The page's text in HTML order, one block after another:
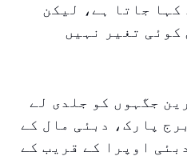
کہا جاتا ہے، لیکن
کوئی تغیر نہیں
جگہوں کو جلدی لے
پارک، دبئی مال کے
اوپرا کے قریب کے